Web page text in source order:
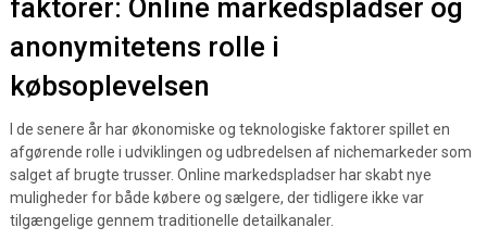
faktorer: Online markedspladser og
anonymitetens rolle i
købsoplevelsen
I de senere år har økonomiske og teknologiske faktorer spillet en
afgørende rolle i udviklingen og udbredelsen af nichemarkeder som
salget af brugte trusser. Online markedspladser har skabt nye
muligheder for både købere og sælgere, der tidligere ikke var
tilgængelige gennem traditionelle detailkanaler.